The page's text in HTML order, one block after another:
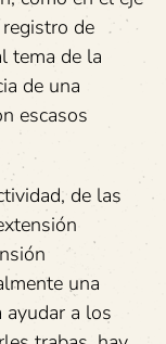
de
tema de la
de una
escasos
de las
una
ayudar a los